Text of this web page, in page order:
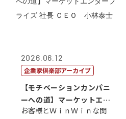
2026.06.12
企業家倶楽部アーカイブ
【モチベーションカンパニ
ーへの道】マーケットエン
タープライズ...
お客様とＷｉｎＷｉｎな関